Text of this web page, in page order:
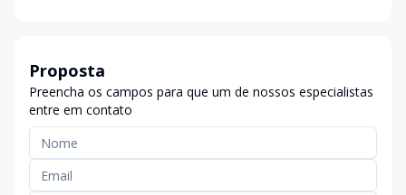
Proposta
Preencha os campos para que um de nossos especialistas
entre em contato